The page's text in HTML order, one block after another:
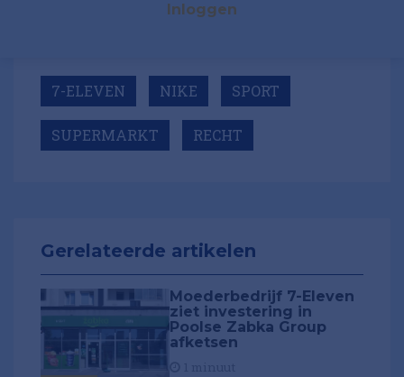
Inloggen
7-ELEVEN NIKE SPORT
SUPERMARKT RECHT
Gerelateerde artikelen
Moederbedrijf 7-Eleven
ziet investering in
Poolse Zabka Group
afketsen